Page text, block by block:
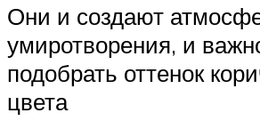
Они и создают
умиротворения, и
подобрать оттенок
цвета